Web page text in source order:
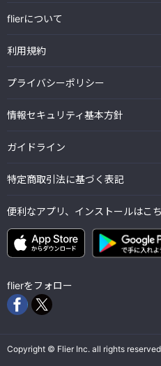
flierについて
利用規約
プライバシーポリシー
情報セキュリティ基本方針
ガイドライン
特定商取引法に基づく表記
便利なアプリ、インストールはこ
flierをフォロー
Copyright © Flier Inc. all rights